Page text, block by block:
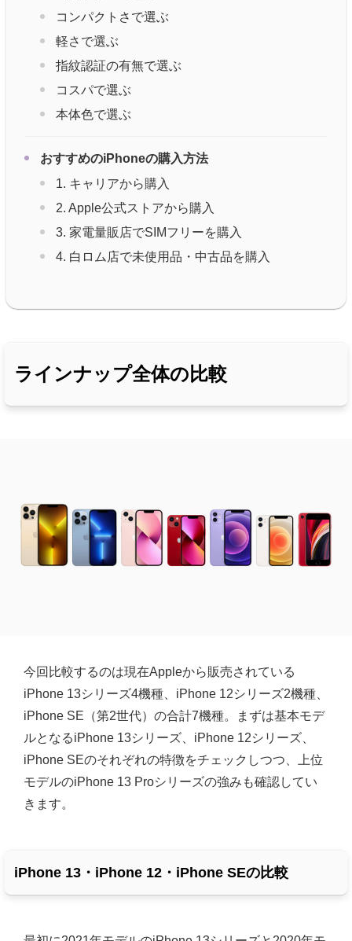
コンパクトさで選ぶ
軽さで選ぶ
指紋認証の有無で選ぶ
コスパで選ぶ
本体色で選ぶ
おすすめのiPhoneの購入方法
1. キャリアから購入
2. Apple公式ストアから購入
3. 家電量販店でSIMフリーを購入
4. 白ロム店で未使用品・中古品を購入
ラインナップ全体の比較
今回比較するのは現在Appleから販売されている
iPhone 13シリーズ4機種、iPhone 12シリーズ2機種、
iPhone SE（第2世代）の合計7機種。まずは基本モデ
ルとなるiPhone 13シリーズ、iPhone 12シリーズ、
iPhone SEのそれぞれの特徴をチェックしつつ、上位
モデルのiPhone 13 Proシリーズの強みも確認してい
きます。
iPhone 13・iPhone 12・iPhone SEの比較